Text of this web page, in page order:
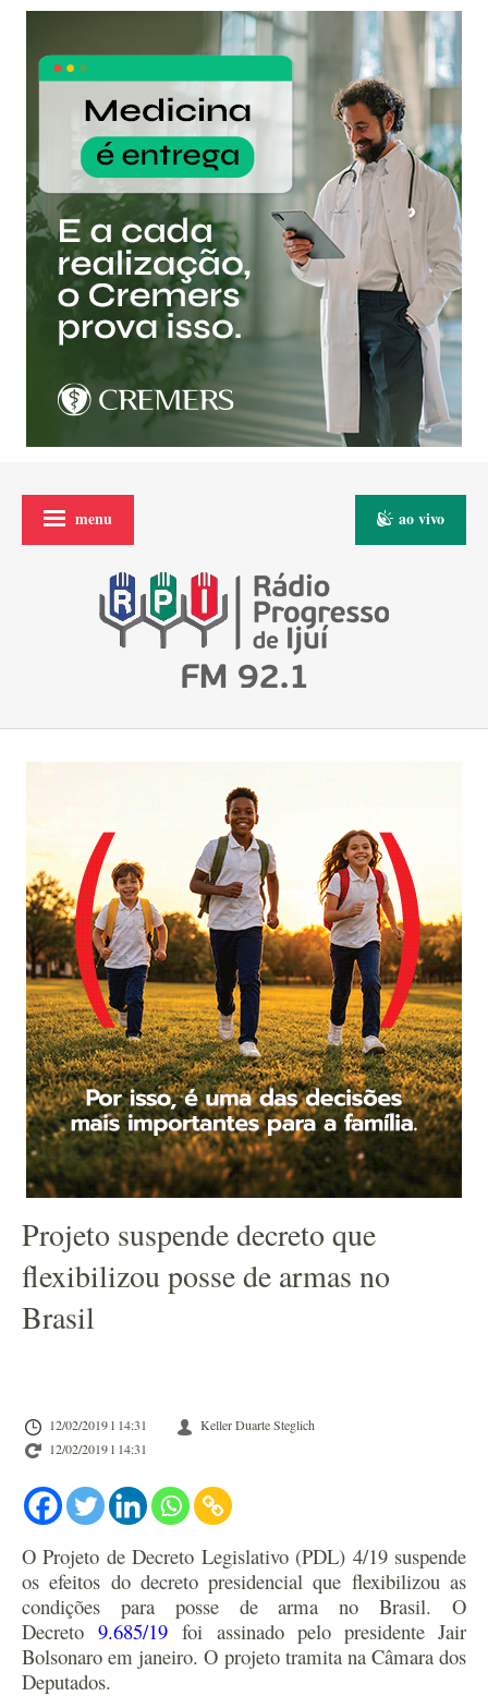
menu ao vivo
Projeto suspende decreto que
flexibilizou posse de armas no
Brasil
12/02/2019 l 14:31
Keller Duarte Steglich
12/02/2019 l 14:31
O Projeto de Decreto Legislativo (PDL) 4/19 suspende
os efeitos do decreto presidencial que flexibilizou as
condições para posse de arma no Brasil. O
Decreto9.685/19 foi assinado pelo presidente Jair
Bolsonaro em janeiro. O projeto tramita na Câmara dos
Deputados.